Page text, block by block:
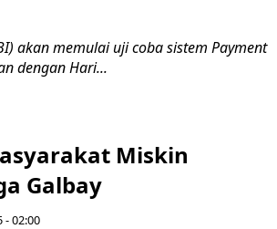
akan memulai uji coba sistem Payment
dengan Hari...
Miskin
Galbay
- 02:00